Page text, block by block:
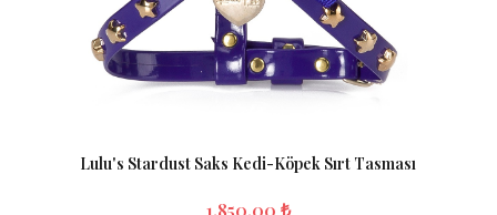
Lulu's Stardust Saks Kedi-Köpek Sırt Tasması
1.850,00 ₺